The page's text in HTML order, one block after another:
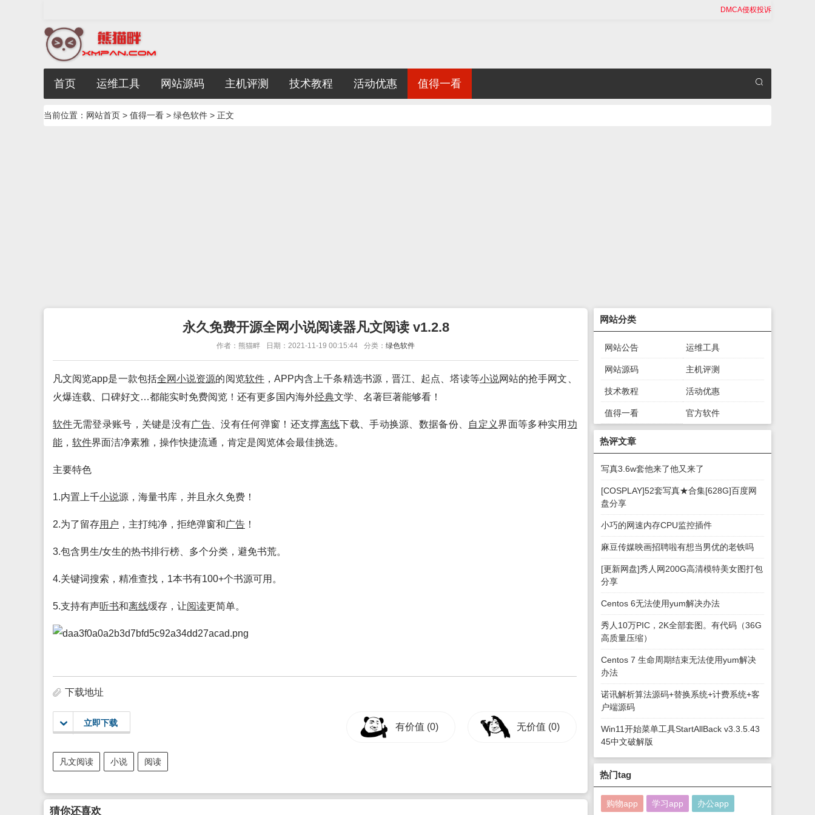
DMCA侵权投诉
首页 运维工具 网站源码 主机评测 技术教程 活动优惠 值得一看
当前位置： 网站首页 > 值得一看 > 绿色软件 > 正文
永久免费开源全网小说阅读器凡文阅读 v1.2.8
作者：熊猫畔 日期：2021-11-19 00:15:44 分类：绿色软件
凡文阅览app是一款包括全网小说资源的阅览软件，APP内含上千条精选书源，晋江、起点、塔读等小说网站的抢手网文、
火爆连载、口碑好文…都能实时免费阅览！还有更多国内海外经典文学、名著巨著能够看！
软件无需登录账号，关键是没有广告 、没有任何弹窗！还支撑离线下载、手动换源、数据备份、 自定义界面等多种实用 功
能 ， 软件界面洁净素雅，操作快捷流通，肯定是阅览体会最佳挑选。
主要特色
1.内置上千小说源，海量书库，并且永久免费！
2.为了留存用户 ，主打纯净，拒绝弹窗和广告 ！
3.包含男生/女生的热书排行榜、多个分类，避免书荒。
4.关键词搜索，精准查找，1本书有100+个书源可用。
5.支持有声听书和离线缓存，让阅读更简单。
下载地址
立即下载 有价值 (0) 无价值 (0)
凡文阅读 小说 阅读
猜你还喜欢
网站分类
网站公告 运维工具
网站源码 主机评测
技术教程 活动优惠
值得一看
绿色软件
官方软件
热评文章
写真3.6w套他来了他又来了
[COSPLAY]52套写真★合集[628G]百度网
盘分享
小巧的网速内存CPU监控插件
麻豆传媒映画招聘啦有想当男优的老铁吗
[更新网盘]秀人网200G高清模特美女图打包
分享
Centos 6无法使用yum解决办法
秀人10万PIC，2K全部套图。有代码（36G
高质量压缩）
Centos 7 生命周期结束无法使用yum解决
办法
诺讯解析算法源码+替换系统+计费系统+客
户端源码
Win11开始菜单工具StartAllBack v3.3.5.43
45中文破解版
热门tag
购物app 学习app 办公app